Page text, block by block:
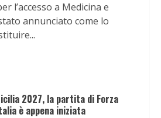
l’accesso a Medicina e
annunciato come lo
2027, la partita di Forza
è appena iniziata